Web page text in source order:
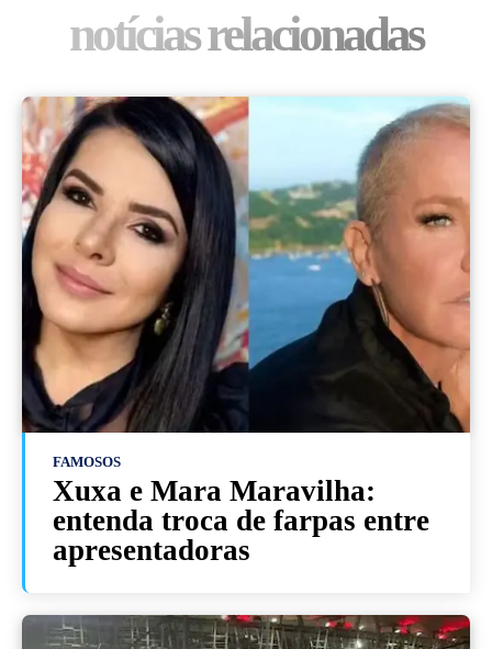
notícias relacionadas
FAMOSOS
Xuxa e Mara Maravilha:
entenda troca de farpas entre
apresentadoras